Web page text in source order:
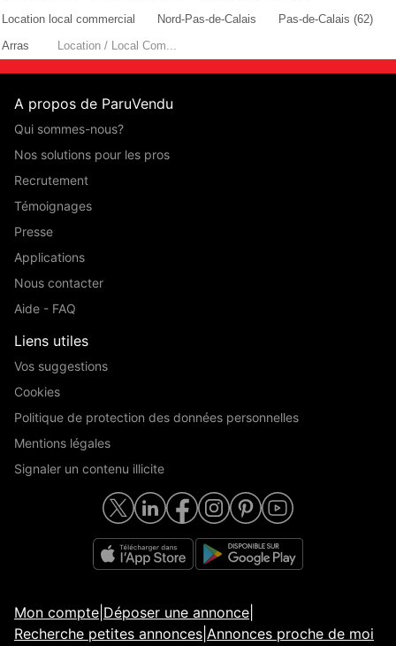
Location local commercial
Nord-Pas-de-Calais
Pas-de-Calais (62)
Arras
Location / Local Com...
A propos de ParuVendu
Qui sommes-nous?
Nos solutions pour les pros
Recrutement
Témoignages
Presse
Applications
Nous contacter
Aide - FAQ
Liens utiles
Vos suggestions
Cookies
Politique de protection des données personnelles
Mentions légales
Signaler un contenu illicite
Mon compte Déposer une annonce
Recherche petites annonces Annonces proche de moi